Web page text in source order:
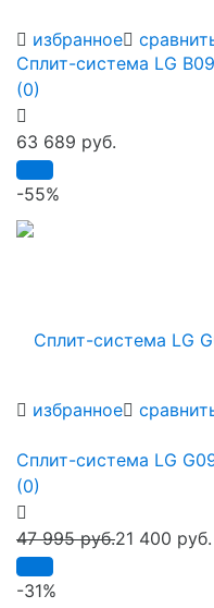
избранное
избранное
Сплит-система LG
(0)
63 689 руб.
-55%
Сплит-система LG
(0)
47 995 руб.21 400 руб.
-31%